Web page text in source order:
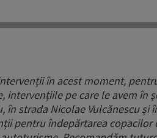
în acest moment,
intervențiile pe care le avem în
în strada Nicolae Vulcănescu și
pentru îndepărtarea